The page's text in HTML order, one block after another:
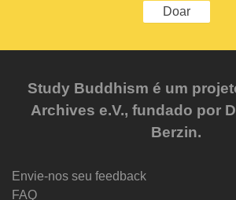
Doar
Study Buddhism é um
Archives e.V., fundado por
Berzin.
Envie-nos seu feedback
FAQ